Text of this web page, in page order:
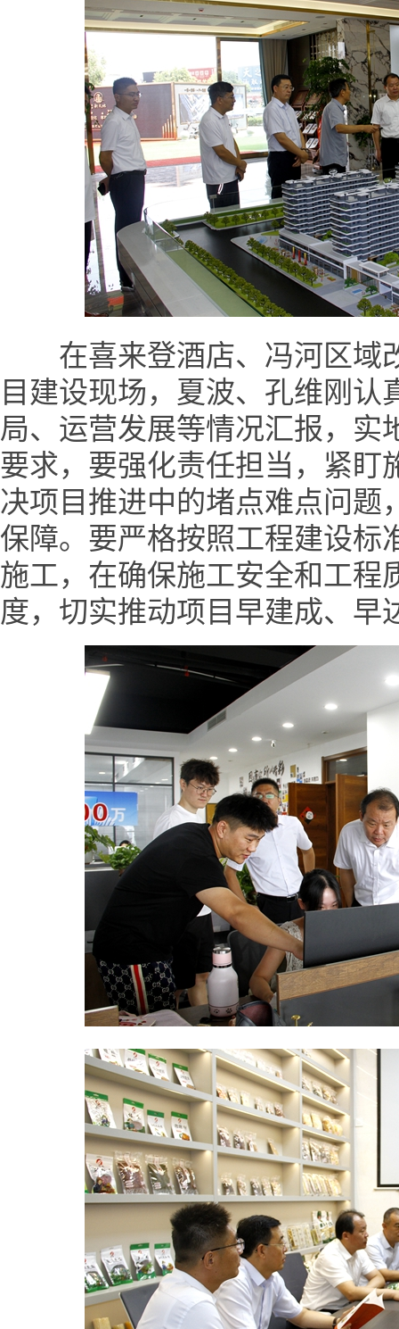
在喜来登酒店、冯河区域
目建设现场，夏波、孔维刚
局、运营发展等情况汇报，
要求，要强化责任担当，紧盯
决项目推进中的堵点难点问
保障。要严格按照工程建设标
施工，在确保施工安全和工程
度，切实推动项目早建成、早